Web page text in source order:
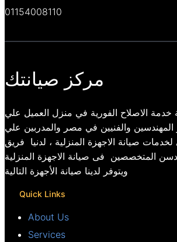
01154008110
مركز صيانتك
خدمة الاصلاح الفورية في منزل العميل علي
المهندسين والفنيين في مصر والمدربين علي
صيانة الاجهزة المنزلية ، لدنيا فريق
المتخصصين فى صيانة الاجهزة المنزلية
ويتوفر لدينا صيانة الأجهزة التالية
Quick Links
About Us
Services